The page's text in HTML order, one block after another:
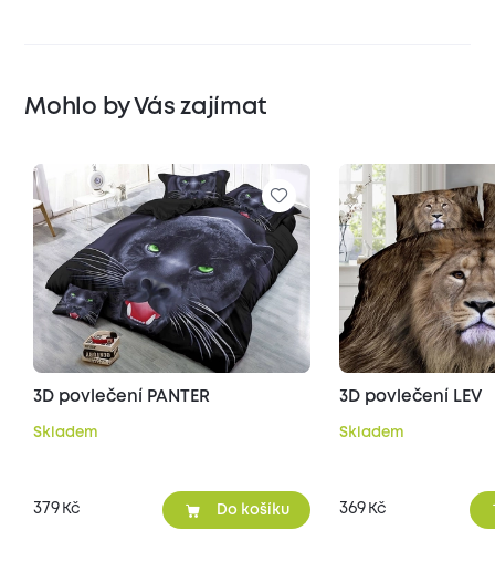
Mohlo by Vás zajímat
3D povlečení PANTER
Skladem
379 Kč Do košíku
3D povlečení LEV
Skladem
369 Kč